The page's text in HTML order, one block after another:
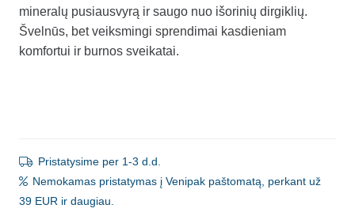
mineralų pusiausvyrą ir saugo nuo išorinių dirgiklių.
Švelnūs, bet veiksmingi sprendimai kasdieniam
komfortui ir burnos sveikatai.
Pristatysime per 1-3 d.d.
Nemokamas pristatymas į Venipak paštomatą, perkant už
39 EUR ir daugiau.